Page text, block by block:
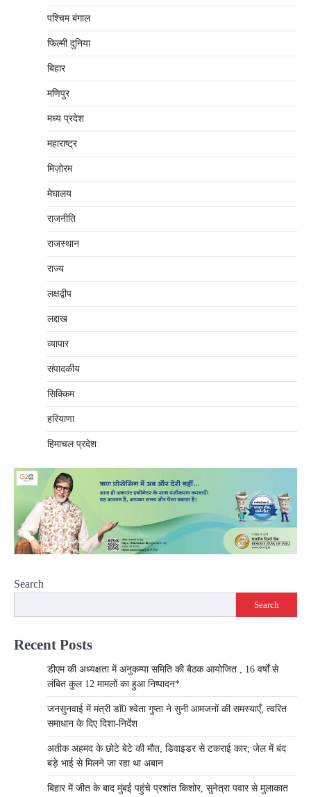
पश्चिम बंगाल
फिल्मी दुनिया
बिहार
मणिपुर
मध्‍य प्रदेश
महाराष्‍ट्र
मिज़ोरम
मेघालय
राजनीति
राजस्थान
राज्य
लक्षद्वीप
लद्दाख
व्यापार
संपादकीय
सिक्किम
हरियाणा
हिमाचल प्रदेश
Search
Search
Recent Posts
डीएम की अध्यक्षता में अनुकम्पा समिति की बैठक आयोजित , 16 वर्षों से
लंबित कुल 12 मामलों का हुआ निष्पादन*
जनसुनवाई में मंत्री डाॅ0 श्वेता गुप्ता ने सुनी आमजनों की समस्याएँ, त्वरित
समाधान के दिए दिशा-निर्देश
अतीक अहमद के छोटे बेटे की मौत, डिवाइडर से टकराई कार; जेल में बंद
बड़े भाई से मिलने जा रहा था अबान
बिहार में जीत के बाद मुंबई पहुंचे प्रशांत किशोर, सुनेत्रा पवार से मुलाकात